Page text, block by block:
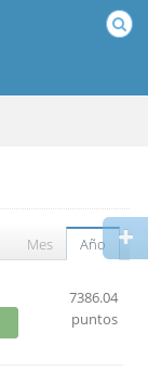
Mes Año
7386.04
puntos